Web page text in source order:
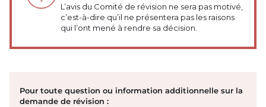
L’avis du Comité de révision ne sera pas motivé,
c’est-à-dire qu’il ne présentera pas les raisons
qui l’ont mené à rendre sa décision.
Pour toute question ou information additionnelle sur la
demande de révision :